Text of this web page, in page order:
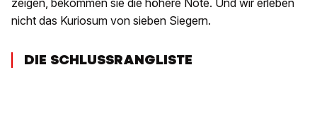
zeigen, bekommen sie die höhere Note. Und wir erleben
nicht das Kuriosum von sieben Siegern.
DIE SCHLUSSRANGLISTE